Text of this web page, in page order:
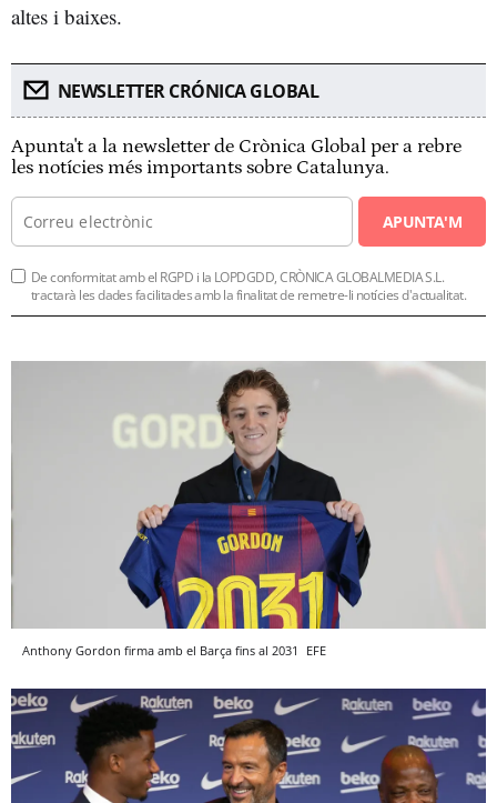
altes i baixes.
NEWSLETTER CRÓNICA GLOBAL
Apunta't a la newsletter de Crònica Global per a rebre
les notícies més importants sobre Catalunya.
APUNTA'M
De conformitat amb el RGPD i la LOPDGDD, CRÒNICA GLOBALMEDIA S.L.
tractarà les dades facilitades amb la finalitat de remetre-li notícies d'actualitat.
Anthony Gordon firma amb el Barça fins al 2031 EFE